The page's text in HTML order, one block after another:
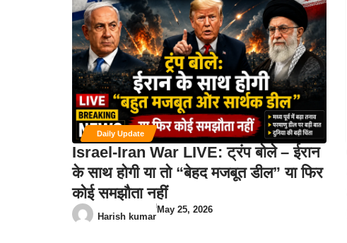
Daily Update
Israel-Iran War LIVE: ट्रंप बोले – ईरान
के साथ होगी या तो “बेहद मजबूत डील” या फिर
कोई समझौता नहीं
Harish kumar
May 25, 2026